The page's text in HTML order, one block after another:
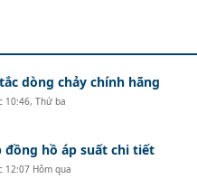
dòng chảy chính hãng
10:46, Thứ ba
đồng hồ áp suất chi tiết
12:07 Hôm qua